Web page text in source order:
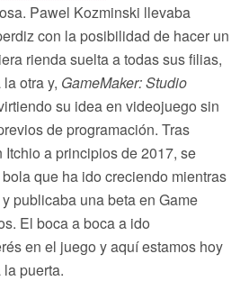
Pawel Kozminski llevaba
con la posibilidad de hacer un
rienda suelta a todas sus filias,
otra y, GameMaker: Studio
su idea en videojuego sin
de programación. Tras
a principios de 2017, se
que ha ido creciendo mientras
y publicaba una beta en Game
El boca a boca a ido
en el juego y aquí estamos hoy
puerta.